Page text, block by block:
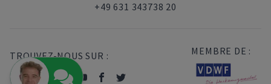
+49 631 343738 20
TROUVEZ-NOUS SUR : MEMBRE DE :